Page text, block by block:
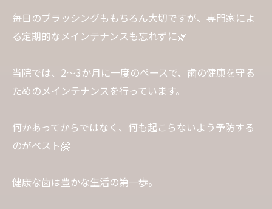
毎日のブラッシングももちろん大切ですが、専門家によ
る定期的なメインテナンスも忘れずに🌿
当院では、2〜3か月に一度のペースで、歯の健康を守る
ためのメインテナンスを行っています。
何かあってからではなく、何も起こらないよう予防する
のがベスト🤗
健康な歯は豊かな生活の第一歩。